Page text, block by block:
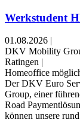
Werkstudent
01.08.2026 |
DKV Mobility
Ratingen |
Homeoffice
Der DKV Euro
Group, einer
Road
können unsere